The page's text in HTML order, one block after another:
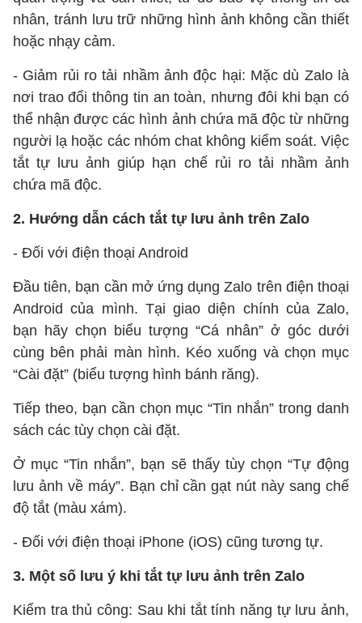
nhân, tránh lưu trữ những hình ảnh không cần thiết
hoặc nhạy cảm.
- Giảm rủi ro tải nhầm ảnh độc hại: Mặc dù Zalo là
nơi trao đổi thông tin an toàn, nhưng đôi khi bạn có
thể nhận được các hình ảnh chứa mã độc từ những
người lạ hoặc các nhóm chat không kiểm soát. Việc
tắt tự lưu ảnh giúp hạn chế rủi ro tải nhầm ảnh
chứa mã độc.
2. Hướng dẫn cách tắt tự lưu ảnh trên Zalo
- Đối với điện thoại Android
Đầu tiên, bạn cần mở ứng dụng Zalo trên điện thoại
Android của mình. Tại giao diện chính của Zalo,
bạn hãy chọn biểu tượng “Cá nhân” ở góc dưới
cùng bên phải màn hình. Kéo xuống và chọn mục
“Cài đặt” (biểu tượng hình bánh răng).
Tiếp theo, bạn cần chọn mục “Tin nhắn” trong danh
sách các tùy chọn cài đặt.
Ở mục “Tin nhắn”, bạn sẽ thấy tùy chọn “Tự động
lưu ảnh về máy”. Bạn chỉ cần gạt nút này sang chế
độ tắt (màu xám).
- Đối với điện thoại iPhone (iOS) cũng tương tự.
3. Một số lưu ý khi tắt tự lưu ảnh trên Zalo
Kiểm tra thủ công: Sau khi tắt tính năng tự lưu ảnh,